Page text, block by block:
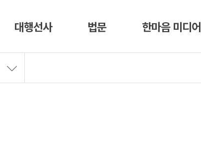
대행선사 법문 한마음 미디어